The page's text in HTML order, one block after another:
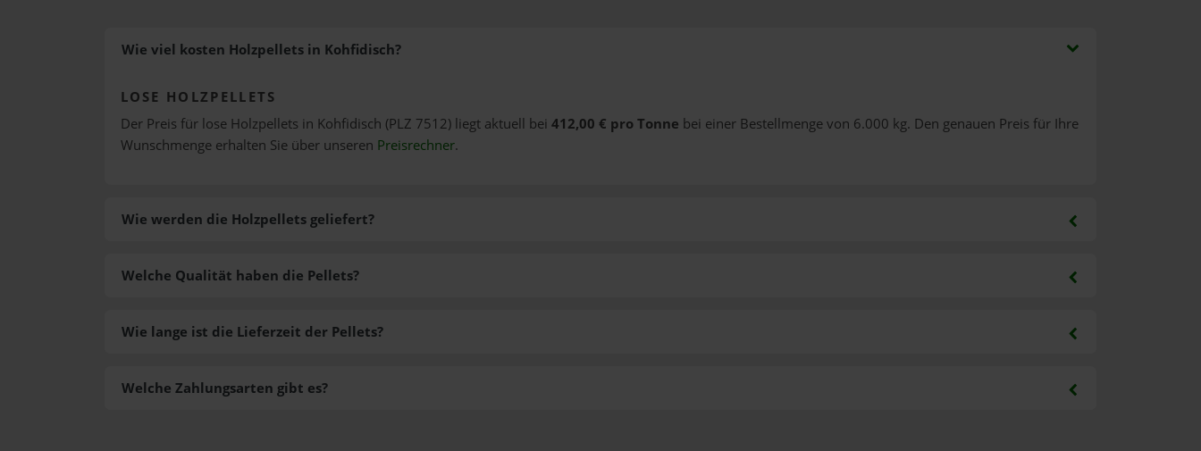
Wie viel kosten Holzpellets in Kohfidisch?
LOSE HOLZPELLETS
Der Preis für lose Holzpellets in Kohfidisch (PLZ 7512) liegt aktuell bei 412,00 € pro Tonne bei einer Bestellmenge von 6.000 kg. Den genauen Preis für Ihre
Wunschmenge erhalten Sie über unseren Preisrechner.
Wie werden die Holzpellets geliefert?
Welche Zahlungsarten gibt es?
Welche Qualität haben die Pellets?
Wie lange ist die Lieferzeit der Pellets?